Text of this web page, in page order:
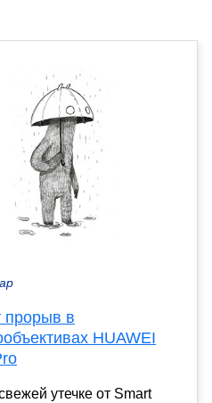
прорыв в
HUAWEI
утечке от Smart